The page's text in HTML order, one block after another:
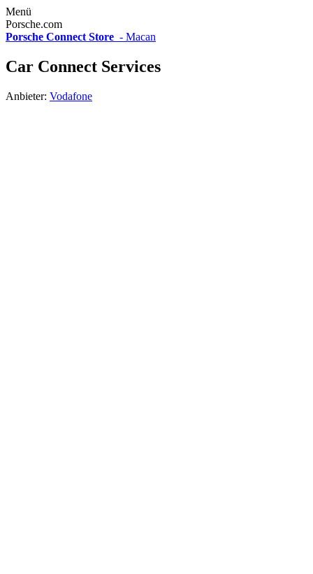
Menü
Porsche.com
Porsche Connect Store - Macan
Car Connect Services
Anbieter: Vodafone